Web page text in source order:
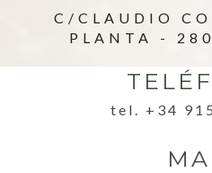
C/CLAUDIO
PLANTA -
tel. +34